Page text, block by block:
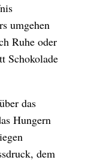
umgehen
Ruhe oder
Schokolade
das
Hungern
dem